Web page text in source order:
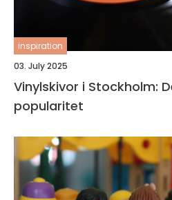
inspiration
03. July 2025
Vinylskivor i Stockholm:
popularitet